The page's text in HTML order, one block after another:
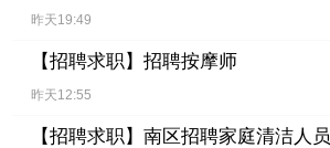
昨天19:49
【招聘求职】 招聘按摩师
昨天12:55
【招聘求职】 南区招聘家庭清洁人员